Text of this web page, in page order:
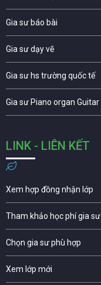
Gia sư báo bài
Gia sư dạy vẽ
Gia sư hs trường quốc tế
Gia sư Piano organ Guitar
LINK - LIÊN KẾT
Xem hợp đồng nhận lớp
Tham khảo học phí gia sư
Chọn gia sư phù hợp
Xem lớp mới